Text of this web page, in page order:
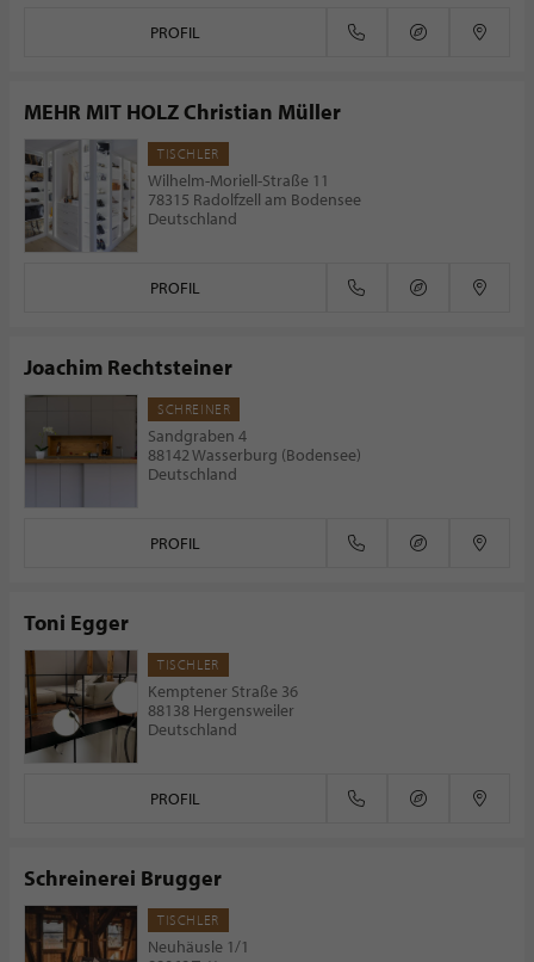
PROFIL
MEHR MIT HOLZ Christian Müller
TISCHLER
Wilhelm-Moriell-Straße 11
78315 Radolfzell am Bodensee
Deutschland
PROFIL
Joachim Rechtsteiner
SCHREINER
Sandgraben 4
88142 Wasserburg (Bodensee)
Deutschland
PROFIL
Toni Egger
TISCHLER
Kemptener Straße 36
88138 Hergensweiler
Deutschland
PROFIL
Schreinerei Brugger
TISCHLER
Neuhäusle 1/1